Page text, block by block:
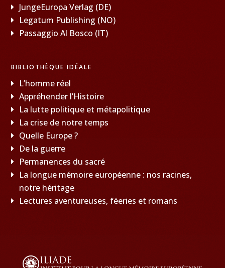
JungeEuropa Verlag (DE)
Legatum Publishing (NO)
Passaggio Al Bosco (IT)
BIBLIOTHÈQUE IDÉALE
L’homme réel
Appréhender l’Histoire
La lutte politique et métapolitique
La crise de notre temps
Quelle Europe ?
De la guerre
Permanences du sacré
La longue mémoire européenne : nos racines,
notre héritage
Lectures aventureuses, féeries et romans